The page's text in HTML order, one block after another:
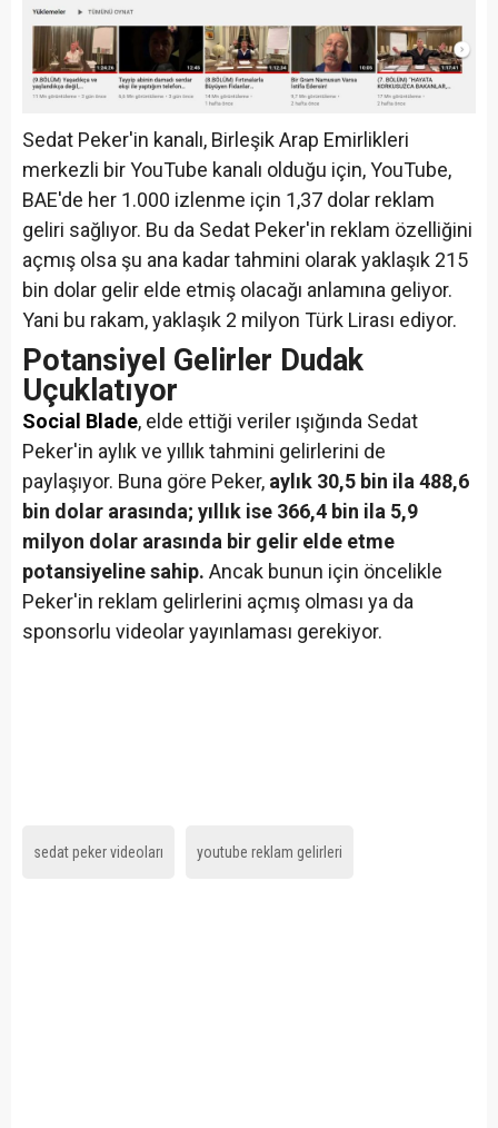
Sedat Peker'in kanalı, Birleşik Arap Emirlikleri
merkezli bir YouTube kanalı olduğu için, YouTube,
BAE'de her 1.000 izlenme için 1,37 dolar reklam
geliri sağlıyor. Bu da Sedat Peker'in reklam özelliğini
açmış olsa şu ana kadartahmini olarak yaklaşık 215
bin dolar gelir elde etmiş olacağı anlamına geliyor.
Yani bu rakam, yaklaşık 2 milyon Türk Lirası ediyor.
Potansiyel Gelirler Dudak
Uçuklatıyor
Social Blade, elde ettiği veriler ışığında Sedat
Peker'in aylık ve yıllık tahmini gelirlerini de
paylaşıyor. Buna göre Peker, aylık 30,5 bin ila 488,6
bin dolar arasında; yıllık ise 366,4 bin ila 5,9
milyon dolar arasında bir gelir elde etme
potansiyeline sahip. Ancak bunun için öncelikle
Peker'in reklam gelirlerini açmış olması ya da
sponsorlu videolar yayınlaması gerekiyor.
sedat peker videoları youtube reklam gelirleri